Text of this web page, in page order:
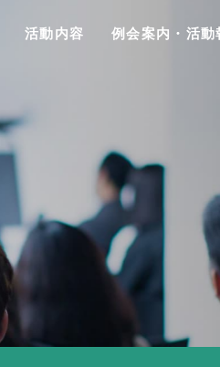
活動内容 例会案内・活動
TOP
同友会とは